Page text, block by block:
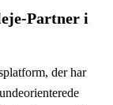
Partner i
der har